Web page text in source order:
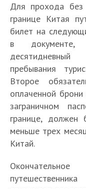
Для прохода без
границе Китая
билет на
в документе,
пребывания
Второе
оплаченной
заграничном
границе, должен
меньше трех
Китай.